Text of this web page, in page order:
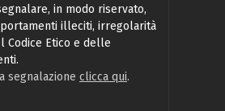
in modo riservato,
illeciti, irregolarità
Codice Etico e delle
segnalazione clicca qui.